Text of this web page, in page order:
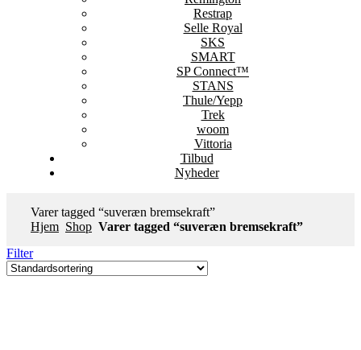
Restrap
Selle Royal
SKS
SMART
SP Connect™
STANS
Thule/Yepp
Trek
woom
Vittoria
Tilbud
Nyheder
Varer tagged “suveræn bremsekraft”
Hjem Shop Varer tagged “suveræn bremsekraft”
Filter